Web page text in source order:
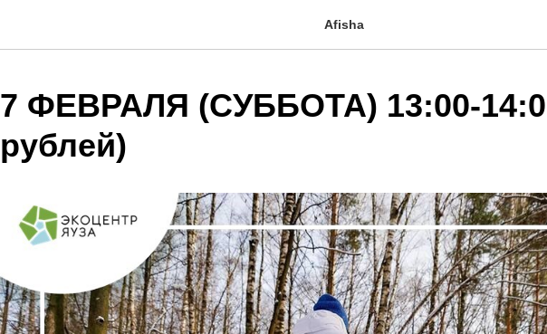
Afisha
7 ФЕВРАЛЯ (СУББОТА) 13:00-
рублей)